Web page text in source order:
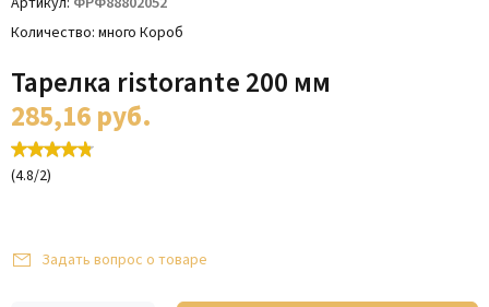
Количество много Короб
Тарелка ristorante 200 мм
285,16руб.
(4.8/2)
Задать вопрос о товаре